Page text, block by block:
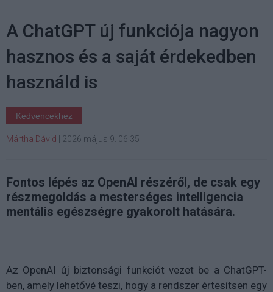
A ChatGPT új funkciója nagyon
hasznos és a saját érdekedben
használd is
Kedvencekhez
Mártha Dávid 2026 május 9. 06:35
Fontos lépés az OpenAI részéről, de csak egy
részmegoldás a mesterséges intelligencia
mentális egészségre gyakorolt hatására.
Az OpenAI új biztonsági funkciót vezet be a ChatGPT-
ben, amely lehetővé teszi, hogy a rendszer értesítsen egy